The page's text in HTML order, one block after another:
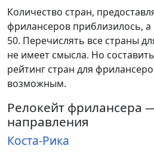
Количество стран,
фрилансеров приблизилось,
50. Перечислять все страны
не имеет смысла. Но
рейтинг стран для
возможным.
Релокейт фрилансера
направления
Коста-Рика